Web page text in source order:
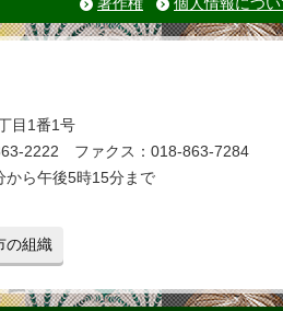
著作権 個人情報につい
目1番1号
2222 ファクス：018-863-7284
から午後5時15分まで
の組織